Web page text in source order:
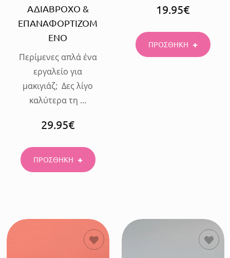
ΑΔΙΑΒΡΟΧΟ &
ΕΠΑΝΑΦΟΡΤΙΖΟΜ
ΕΝΟ
Περίμενες απλά ένα
εργαλείο για
μακιγιάζ; Δες λίγο
καλύτερα τη …
29.95€
ΠΡΟΣΘΗΚΗ
19.95€
ΠΡΟΣΘΗΚΗ